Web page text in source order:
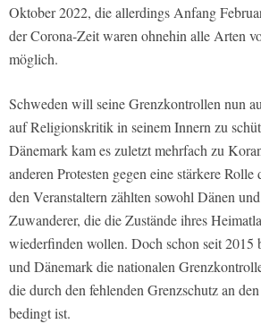
Oktober 2022, die allerdings Anfang
der Corona-Zeit waren ohnehin alle Arten
möglich.
Schweden will seine Grenzkontrollen nun
auf Religionskritik in seinem Innern zu
Dänemark kam es zuletzt mehrfach zu
anderen Protesten gegen eine stärkere
den Veranstaltern zählten sowohl Dänen
Zuwanderer, die die Zustände ihres
wiederfinden wollen. Doch schon seit 2015
und Dänemark die nationalen
die durch den fehlenden Grenzschutz an
bedingt ist.